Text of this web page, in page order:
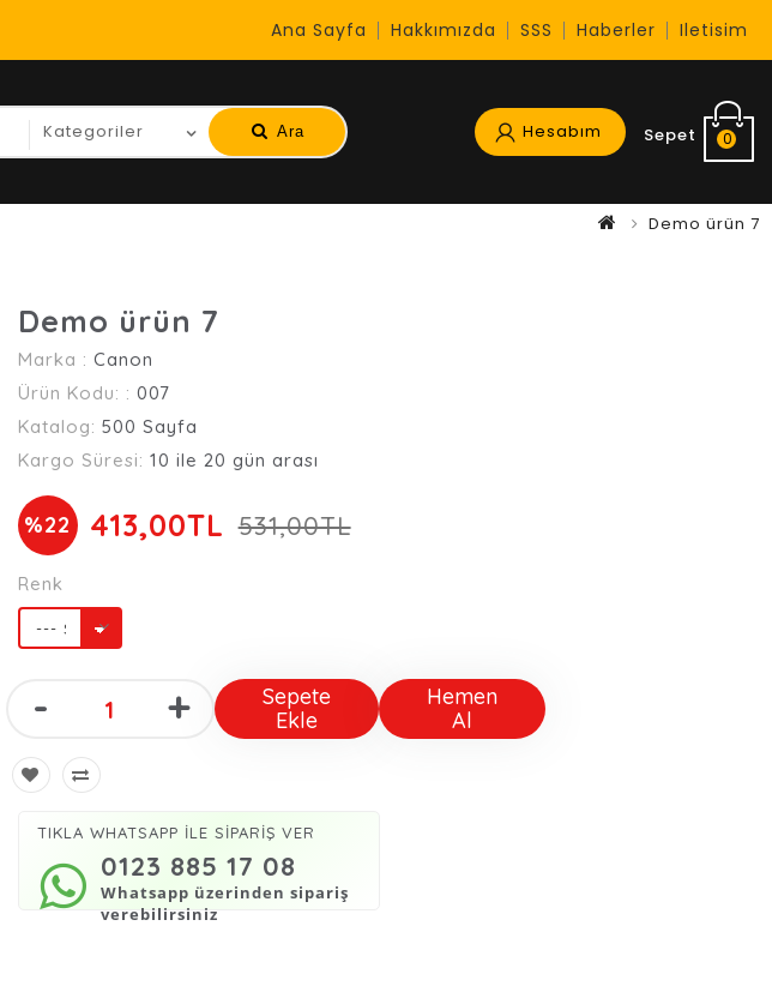
Ana Sayfa Hakkımızda SSS Haberler Iletisim
Ara Hesabım Sepet 0
Demo ürün 7
Demo ürün 7
Marka : Canon
Ürün Kodu: : 007
Katalog: 500 Sayfa
Kargo Süresi: 10 ile 20 gün arası
%22 413,00TL 531,00TL
Renk
- +
Sepete
Ekle
Hemen
Al
TIKLA WHATSAPP İLE SİPARİŞ VER
Whatsapp üzerinden sipariş
verebilirsiniz
0123 885 17 08